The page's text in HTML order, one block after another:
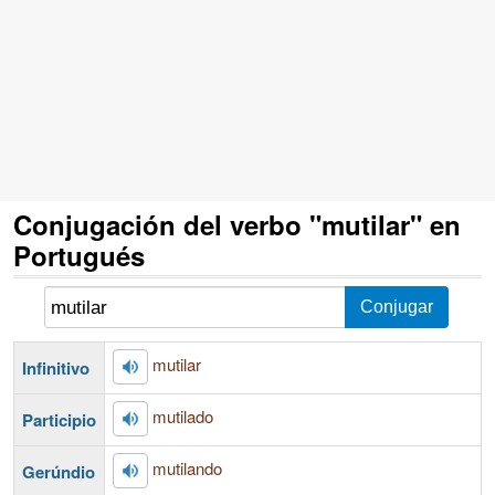
Conjugación del verbo "mutilar" en
Portugués
Infinitivo mutilar
Participio mutilado
Gerúndio mutilando